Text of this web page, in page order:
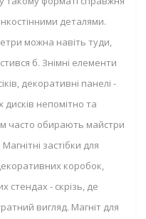
деталями.
можна навіть туди,
б. Знімні елементи
декоративні панелі -
непомітно та
часто обирають майстри
застібки для
коробок,
стендах - скрізь, де
вигляд. Магніт для